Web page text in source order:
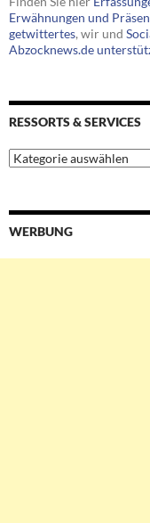
Erwähnungen und
getwittertes, wir und
Abzocknews.de
RESSORTS & SERVICES
Ressorts
&
WERBUNG